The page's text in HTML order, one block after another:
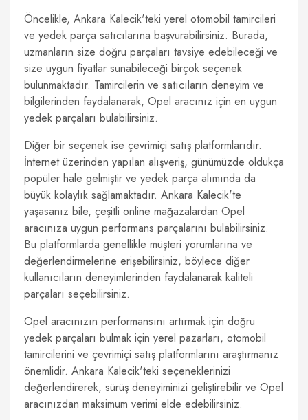
Öncelikle, Ankara Kalecik'teki yerel otomobil tamircileri
ve yedek parça satıcılarına başvurabilirsiniz. Burada,
uzmanların size doğru parçaları tavsiye edebileceği ve
size uygun fiyatlar sunabileceği birçok seçenek
bulunmaktadır. Tamircilerin ve satıcıların deneyim ve
bilgilerinden faydalanarak, Opel aracınız için en uygun
yedek parçaları bulabilirsiniz.
Diğer bir seçenek ise çevrimiçi satış platformlarıdır.
İnternet üzerinden yapılan alışveriş, günümüzde oldukça
popüler hale gelmiştir ve yedek parça alımında da
büyük kolaylık sağlamaktadır. Ankara Kalecik'te
yaşasanız bile, çeşitli online mağazalardan Opel
aracınıza uygun performans parçalarını bulabilirsiniz.
Bu platformlarda genellikle müşteri yorumlarına ve
değerlendirmelerine erişebilirsiniz, böylece diğer
kullanıcıların deneyimlerinden faydalanarak kaliteli
parçaları seçebilirsiniz.
Opel aracınızın performansını artırmak için doğru
yedek parçaları bulmak için yerel pazarları, otomobil
tamircilerini ve çevrimiçi satış platformlarını araştırmanız
önemlidir. Ankara Kalecik'teki seçeneklerinizi
değerlendirerek, sürüş deneyiminizi geliştirebilir ve Opel
aracınızdan maksimum verimi elde edebilirsiniz.